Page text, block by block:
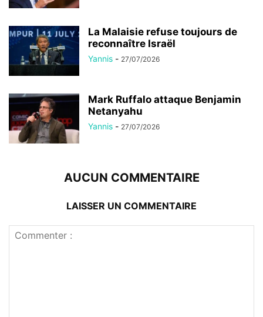
La Malaisie refuse toujours de
reconnaître Israël
Yannis - 27/07/2026
Mark Ruffalo attaque Benjamin
Netanyahu
Yannis - 27/07/2026
AUCUN COMMENTAIRE
LAISSER UN COMMENTAIRE